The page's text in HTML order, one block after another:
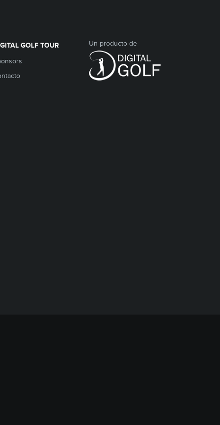
GOLF TOUR Un producto de